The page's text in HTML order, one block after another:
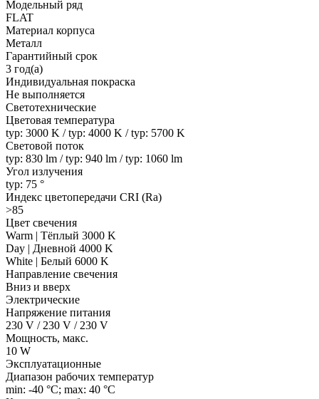
Модельный ряд
FLAT
Материал корпуса
Металл
Гарантийный срок
3 год(а)
Индивидуальная покраска
Не выполняется
Светотехнические
Цветовая температура
typ: 3000 K / typ: 4000 K / typ: 5700 K
Световой поток
typ: 830 lm / typ: 940 lm / typ: 1060 lm
Угол излучения
typ: 75 °
Индекс цветопередачи CRI (Ra)
>85
Цвет свечения
Warm | Тёплый 3000 K
Day | Дневной 4000 K
White | Белый 6000 K
Направление свечения
Вниз и вверх
Электрические
Напряжение питания
230 V / 230 V / 230 V
Мощность, макс.
10 W
Эксплуатационные
Диапазон рабочих температур
min: -40 °C; max: 40 °C